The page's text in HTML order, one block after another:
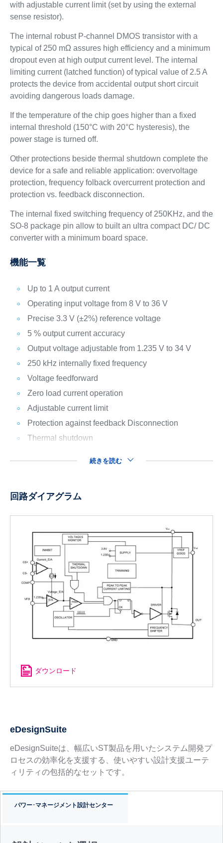
with adjustable current limit (set by using the external
sense resistor).
The internal robust P-channel DMOS transistor with a
typical of 250 mΩ assures high efficiency and a minimum
dropout even at high output current level. The internal
limiting current (latched function) of typical value of 2.5 A
protects the device from accidental output short circuit
avoiding dangerous loads damage.
If the temperature of the chip goes higher than a fixed
internal threshold (150°C with 20°C hysteresis), the
power stage is turned off.
Other protections beside thermal shutdown complete the
device for a safe and reliable application: overvoltage
protection, frequency folback overcurrent protection and
protection vs. feedback disconnection.
The internal fixed switching frequency of 250KHz, and the
SO-8 package pin allow to built an ultra compact DC/ DC
converter with a minimum board space.
機能一覧
Up to 1 A output current
Operating input voltage from 8 V to 36 V
Precise 3.3 V (±2%) reference voltage
5 % output current accuracy
Output voltage adjustable from 1.235 V to 34 V
250 kHz internally fixed frequency
Voltage feedforward
Zero load current operation
Adjustable current limit
Protection against feedback Disconnection
Thermal shutdown
続きを読む
回路ダイアグラム
ダウンロード
eDesignSuite
eDesignSuiteは、幅広いST製品を用いたシステム開発プ
ロセスの効率化を支援する、使いやすい設計支援ユーテ
ィリティの包括的なセットです。
パワー･マネージメント設計センター